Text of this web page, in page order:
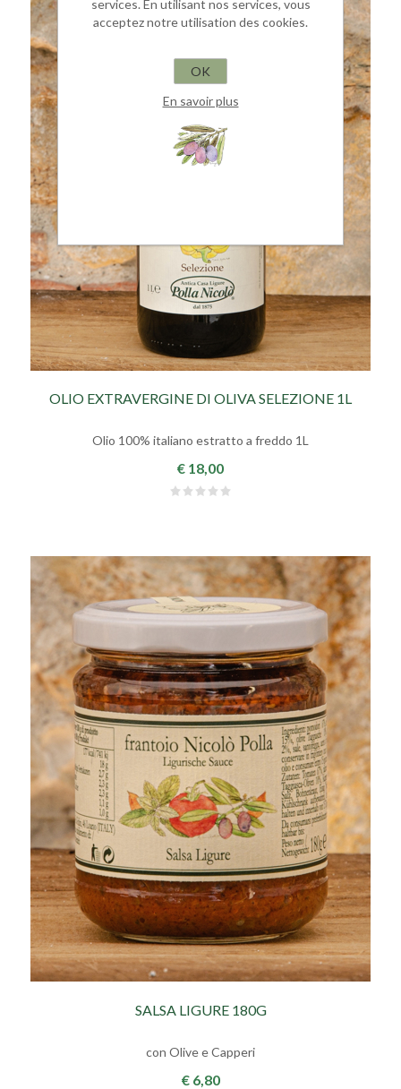
OLIO EXTRAVERGINE DI OLIVA SELEZIONE 1L
Olio 100% italiano estratto a freddo 1L
€ 18,00
SALSA LIGURE 180G
con Olive e Capperi
€ 6,80
services. En utilisant nos services, vous
acceptez notre utilisation des cookies.
OK
En savoir plus